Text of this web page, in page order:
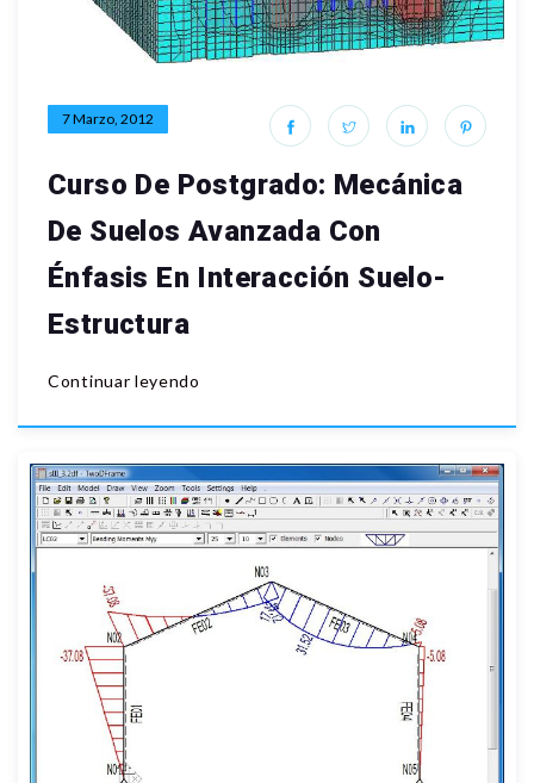
7 Marzo, 2012
Curso De Postgrado: Mecánica
De Suelos Avanzada Con
Énfasis En Interacción Suelo-
Estructura
Continuar leyendo